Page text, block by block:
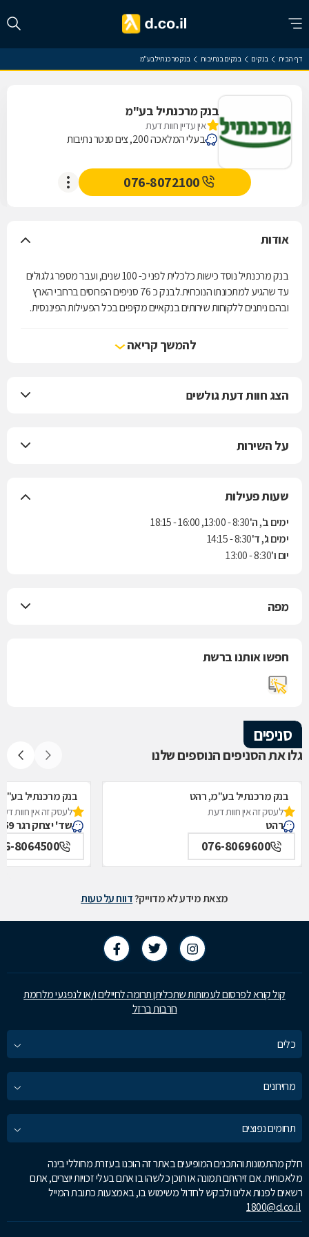
דף הבית בנקים בנקים בנתיבות בנק מרכנתיל בע"מ
בנק מרכנתיל בע"מ
אין עדיין חוות דעת
בעלי המלאכה 200, צים סנטר נתיבות
076-8072100
אודות
בנק מרכנתיל נוסד כישות כלכלית לפני כ- 100 שנים, ועבר מספר גלגולים
עד שהגיע למתכונתו הנוכחית.לבנק כ 76 סניפים הפרוסים ברחבי הארץ
ובהם ניתנים ללקוחות שירותים בנקאיים מקיפים בכל הפעילות הפיננסית.
פעולות ללא צורך בהגעה לסניף.להמשך קריאה
הצג חוות דעת גולשים
על השירות
שעות פעילות
ימים ב', ה'8:30 - 13:00, 16:00 - 18:15
ימים ג', ד'8:30 - 14:15
יום ו'8:30 - 13:00
מפה
חפשו אותנו ברשת
סניפים
גלו את הסניפים הנוספים שלנו
בנק מרכנתיל בע"מ, רהט
לעסק זה אין חוות דעת
רהט
076-8069600
בנק מרכנתיל
לעסק זה אין חוות
שד' יצחק רגר 59, באר שבע
8064500
מצאת מידע לא מדוייק?דווח על טעות
קול קורא לפרסום לעמותות שתכליתן תרומה לחיילים ו/או לנפגעי מלחמת
חרבות ברזל
כלים
מחירונים
תחומים נפוצים
חלק מהתמונות והתכנים המופיעים באתר זה הוכנו בעזרת מחוללי בינה
מלאכותית. אם זיהיתם תמונה או תוכן כלשהו בו אתם בעלי זכויות יוצרים, אתם
רשאים לפנות אלינו ולבקש לחדול משימוש בו, באמצעות כתובת המייל
1800@d.co.il